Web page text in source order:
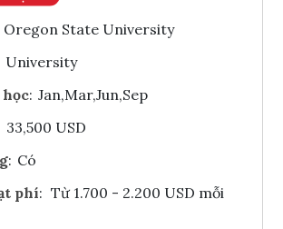
Oregon State University
University
học: Jan,Mar,Jun,Sep
33,500 USD
: Có
phí: Từ 1.700 - 2.200 USD mỗi